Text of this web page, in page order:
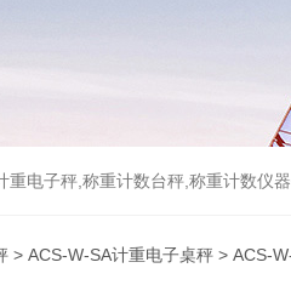
子秤,称重计数台秤,称重计数仪器仪表,滚
> ACS-W-SA计重电子桌秤 > ACS-